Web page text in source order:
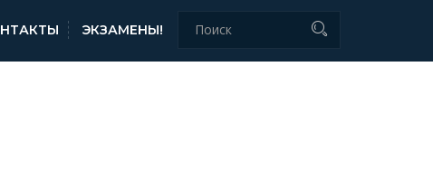
ЭКЗАМЕНЫ!